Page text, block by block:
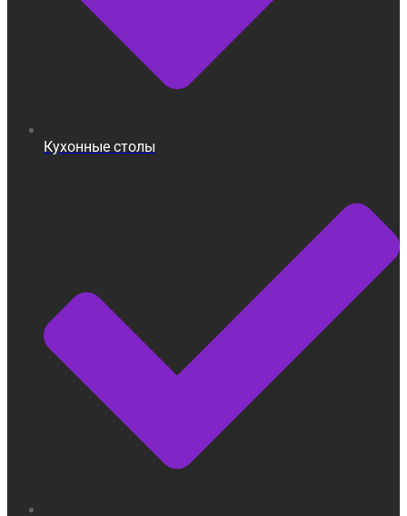
Кухонные столы